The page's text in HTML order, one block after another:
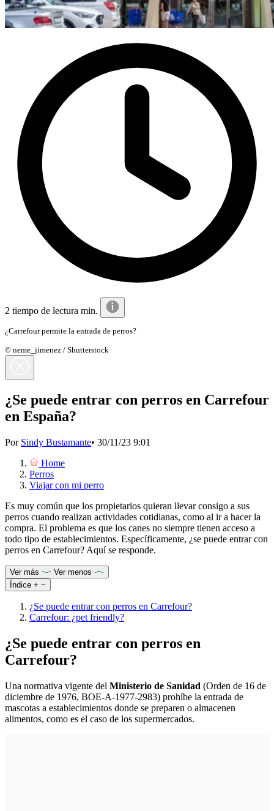
2 tiempo de lectura min.
¿Carrefour permite la entrada de perros?
© neme_jimenez / Shutterstock
¿Se puede entrar con perros en Carrefour
en España?
Por Sindy Bustamante• 30/11/23 9:01
Home
Perros
Viajar con mi perro
Es muy común que los propietarios quieran llevar consigo a sus
perros cuando realizan actividades cotidianas, como al ir a hacer la
compra. El problema es que los canes no siempre tienen acceso a
todo tipo de establecimientos. Específicamente, ¿se puede entrar con
perros en Carrefour? Aquí se responde.
Ver más
Ver menos
Índice + −
¿Se puede entrar con perros en Carrefour?
Carrefour: ¿pet friendly?
¿Se puede entrar con perros en
Carrefour?
Una normativa vigente del Ministerio de Sanidad (Orden de 16 de
diciembre de 1976, BOE-A-1977-2983) prohíbe la entrada de
mascotas a establecimientos donde se preparen o almacenen
alimentos, como es el caso de los supermercados.